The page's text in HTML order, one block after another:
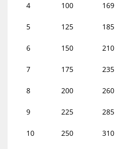
4 100 169
5 125 185
6 150 210
7 175 235
8 200 260
9 225 285
10 250 310